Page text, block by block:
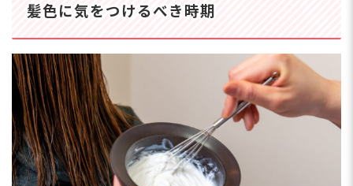
髪色に気をつけるべき時期